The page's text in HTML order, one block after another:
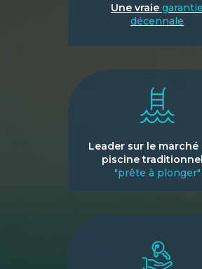
Une vraie garantie
décennale
Leader sur le marché
piscine
"prête à plonger"